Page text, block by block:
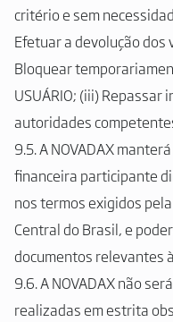
critério e sem
Efetuar a devolução
Bloquear
USUÁRIO; (iii)
autoridades
9.5. A NOVADAX
financeira participante
nos termos exigidos
Central do Brasil, e
documentos relevantes
9.6. A NOVADAX não
realizadas em estrita